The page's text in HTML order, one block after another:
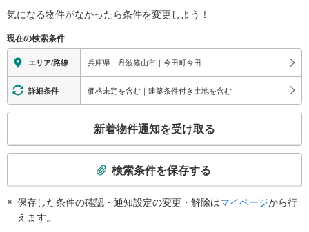
気になる物件がなかったら条件を変更しよう！
現在の検索条件
エリア/路線 兵庫県｜丹波篠山市｜今田町今田
詳細条件 価格未定を含む｜建築条件付き土地を含む
検
新着物件通知を受け取る
検索条件を保存する
保存した条件の確認・通知設定の変更・解除はマイページから行
えます。